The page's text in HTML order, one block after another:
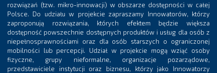
rozwiązań (tzw. mikro-innowacji) w obszarze dostępności w całej
Polsce. Do udziału w projekcie zapraszamy Innowatorów, którzy
zaproponują rozwiązania, których efektem będzie większa
dostępność powszechnie dostępnych produktów i usług dla osób z
niepełnosprawnościami oraz dla osób starszych o ograniczonej
mobilności lub percepcji. Udział w projekcie mogą wziąć osoby
fizyczne, grupy nieformalne, organizacje pozarządowe,
przedstawiciele instytucji oraz biznesu, którzy jako Innowatorzy